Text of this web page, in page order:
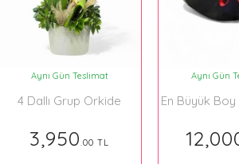
Aynı Gün Teslimat
4 Dallı Grup Orkide
3,950.00 TL
Aynı Gün
En Büyük